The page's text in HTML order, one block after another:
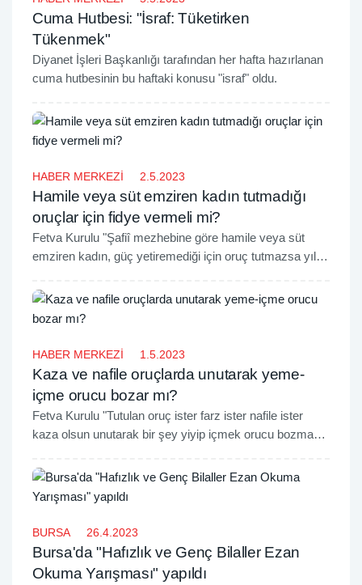
Cuma Hutbesi: "İsraf: Tüketirken
Tükenmek"
Diyanet İşleri Başkanlığı tarafından her hafta hazırlanan
cuma hutbesinin bu haftaki konusu "israf" oldu.
HABER MERKEZİ 2.5.2023
Hamile veya süt emziren kadın tutmadığı
oruçlar için fidye vermeli mi?
Fetva Kurulu "Şafiî mezhebine göre hamile veya süt
emziren kadın, güç yetiremediği için oruç tutmazsa yıl
HABER MERKEZİ 1.5.2023
Kaza ve nafile oruçlarda unutarak yeme-
içme orucu bozar mı?
Fetva Kurulu "Tutulan oruç ister farz ister nafile ister
kaza olsun unutarak bir şey yiyip içmek orucu bozmaz."
BURSA 26.4.2023
Bursa'da "Hafızlık ve Genç Bilaller Ezan
Okuma Yarışması" yapıldı